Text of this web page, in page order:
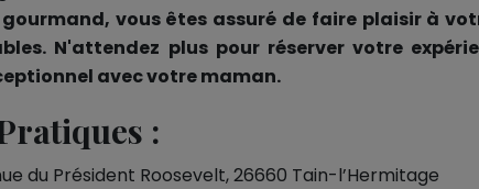
vous êtes assuré de faire plaisir à
N'attendez plus pour réserver votre
avec votre maman.
:
du Président Roosevelt, 26660 Tain-l’Hermitage